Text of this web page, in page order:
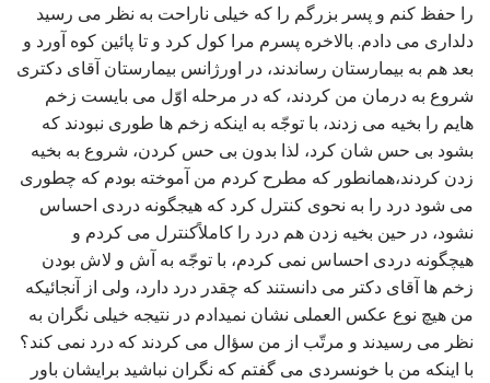
را حفظ کنم و پسر بزرگم را که خیلی ناراحت به نظر می رسید
دلداری می دادم. بالاخره پسرم مرا کول کرد و تا پائین کوه آورد و
بعد هم به بیمارستان رساندند، در اورژانس بیمارستان آقای دکتری
شروع به درمان من کردند، که در مرحله اوّل می بایست زخم
هایم را بخیه می زدند، با توجّه به اینکه زخم ها طوری نبودند که
بشود بی حس شان کرد، لذا بدون بی حس کردن، شروع به بخیه
زدن کردند،همانطور که مطرح کردم من آموخته بودم که چطوری
می شود درد را به نحوی کنترل کرد که هیجگونه دردی احساس
نشود، در حین بخیه زدن هم درد را کاملاًکنترل می کردم و
هیچگونه دردی احساس نمی کردم، با توجّه به آش و لاش بودن
زخم ها آقای دکتر می دانستند که چقدر درد دارد، ولی از آنجائیکه
من هیچ نوع عکس العملی نشان نمیدادم در نتیجه خیلی نگران به
نظر می رسیدند و مرتّب از من سؤال می کردند که درد نمی کند؟
با اینکه من با خونسردی می گفتم که نگران نباشید برایشان باور